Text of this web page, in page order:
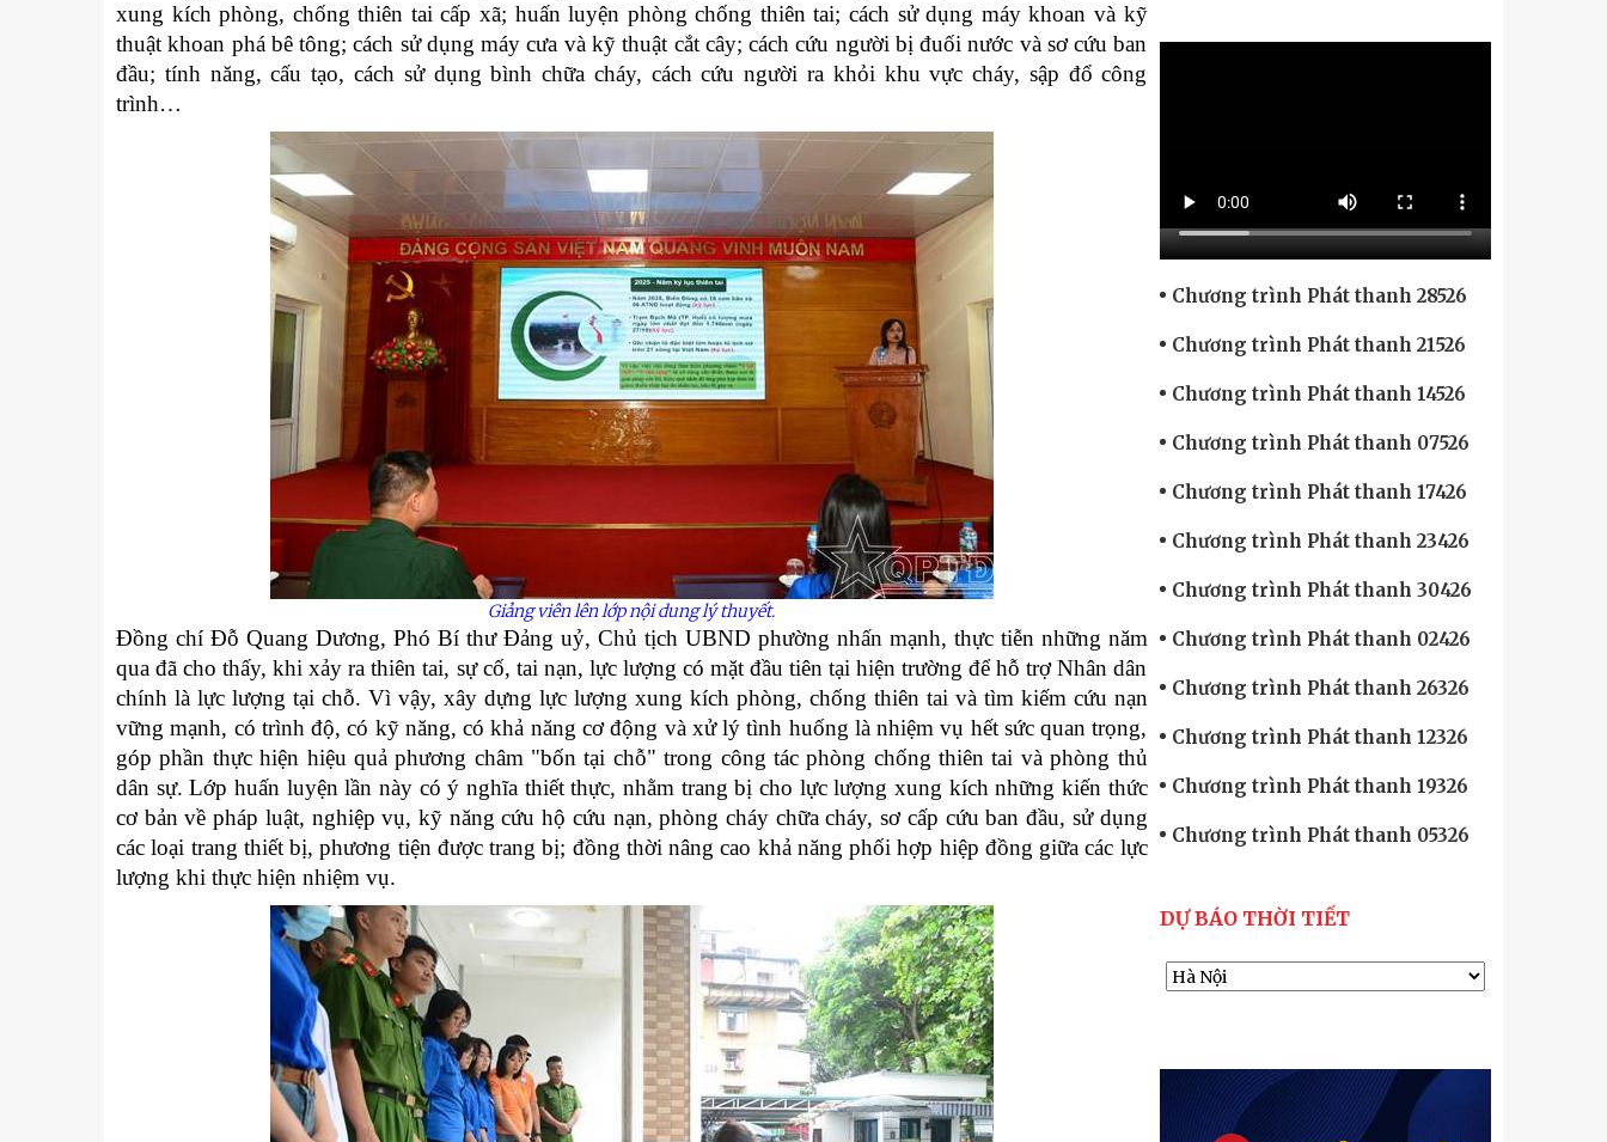
xung kích phòng, chống thiên tai cấp xã; huấn luyện phòng chống thiên tai; cách sử dụng máy khoan và kỹ
thuật khoan phá bê tông; cách sử dụng máy cưa và kỹ thuật cắt cây; cách cứu người bị đuối nước và sơ cứu ban
đầu; tính năng, cấu tạo, cách sử dụng bình chữa cháy, cách cứu người ra khỏi khu vực cháy, sập đổ công
trình…
Giảng viên lên lớp nội dung lý thuyết.
Đồng chí Đỗ Quang Dương, Phó Bí thư Đảng uỷ, Chủ tịch UBND phường nhấn mạnh, thực tiễn những năm
qua đã cho thấy, khi xảy ra thiên tai, sự cố, tai nạn, lực lượng có mặt đầu tiên tại hiện trường để hỗ trợ Nhân dân
chính là lực lượng tại chỗ. Vì vậy, xây dựng lực lượng xung kích phòng, chống thiên tai và tìm kiếm cứu nạn
vững mạnh, có trình độ, có kỹ năng, có khả năng cơ động và xử lý tình huống là nhiệm vụ hết sức quan trọng,
góp phần thực hiện hiệu quả phương châm "bốn tại chỗ" trong công tác phòng chống thiên tai và phòng thủ
dân sự. Lớp huấn luyện lần này có ý nghĩa thiết thực, nhằm trang bị cho lực lượng xung kích những kiến thức
cơ bản về pháp luật, nghiệp vụ, kỹ năng cứu hộ cứu nạn, phòng cháy chữa cháy, sơ cấp cứu ban đầu, sử dụng
các loại trang thiết bị, phương tiện được trang bị; đồng thời nâng cao khả năng phối hợp hiệp đồng giữa các lực
lượng khi thực hiện nhiệm vụ.
Chương trình Phát thanh 28526
Chương trình Phát thanh 21526
Chương trình Phát thanh 14526
Chương trình Phát thanh 07526
Chương trình Phát thanh 17426
Chương trình Phát thanh 23426
Chương trình Phát thanh 30426
Chương trình Phát thanh 02426
Chương trình Phát thanh 26326
Chương trình Phát thanh 12326
Chương trình Phát thanh 19326
Chương trình Phát thanh 05326
DỰ BÁO THỜI TIẾT